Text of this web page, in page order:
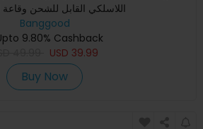
اللاسلكي القابل للشحن
Banggood
9.80% Cashback
USD 39.99
Buy Now